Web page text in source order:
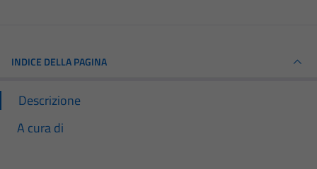
INDICE DELLA PAGINA
Descrizione
A cura di